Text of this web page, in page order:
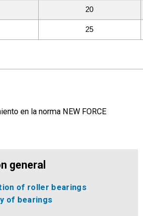
20
25
en la norma NEW FORCE
general
of roller bearings
of bearings